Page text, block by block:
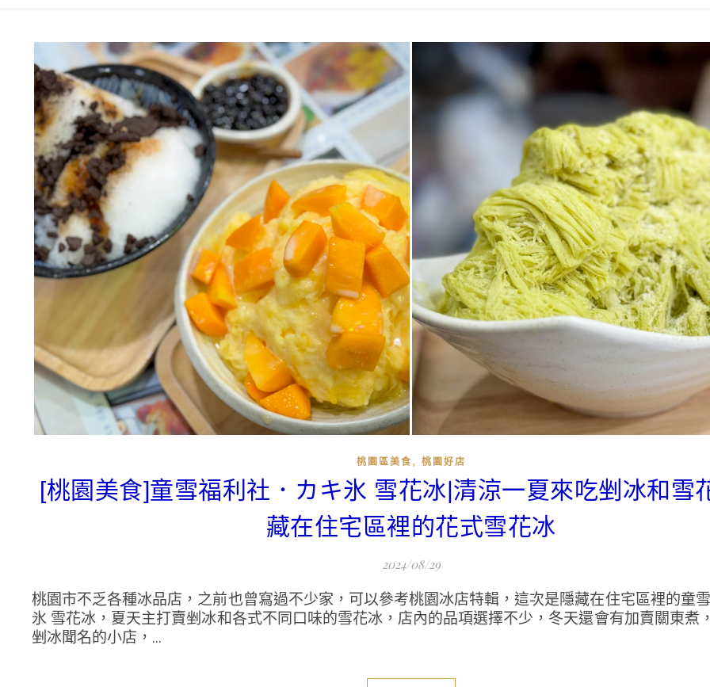
桃園區美食 , 桃園好店
[桃園美食]童雪福利社．カキ氷 雪花冰|清涼一夏來吃剉冰和雪
藏在住宅區裡的花式雪花冰
2024/08/29
桃園市不乏各種冰品店，之前也曾寫過不少家，可以參考桃園冰店特輯，這次是隱藏在住宅區裡的童
氷 雪花冰，夏天主打賣剉冰和各式不同口味的雪花冰，店內的品項選擇不少，冬天還會有加賣關東煮
剉冰聞名的小店，...